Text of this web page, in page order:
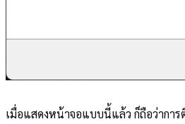
เมื่อแสดงหน้าจอแบบนี้แล้ว ก็ถือว่าการ